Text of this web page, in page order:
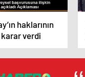
haklarının
verdi